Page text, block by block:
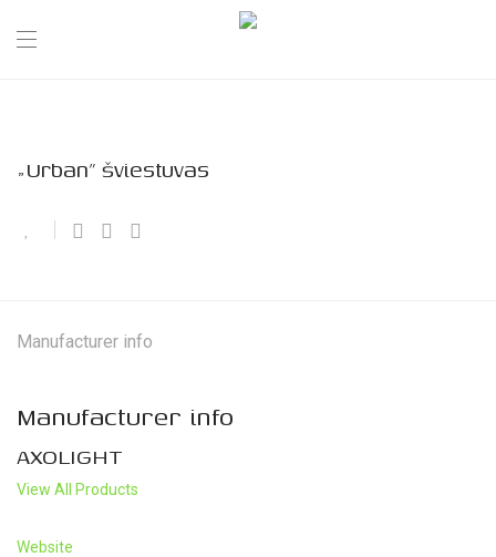
„Urban” šviestuvas
Manufacturer info
Manufacturer info
AXOLIGHT
View All Products
Website